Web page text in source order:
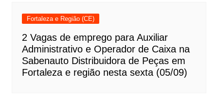
Fortaleza e Região (CE)
2 Vagas de emprego para Auxiliar
Administrativo e Operador de Caixa na
Sabenauto Distribuidora de Peças em
Fortaleza e região nesta sexta (05/09)